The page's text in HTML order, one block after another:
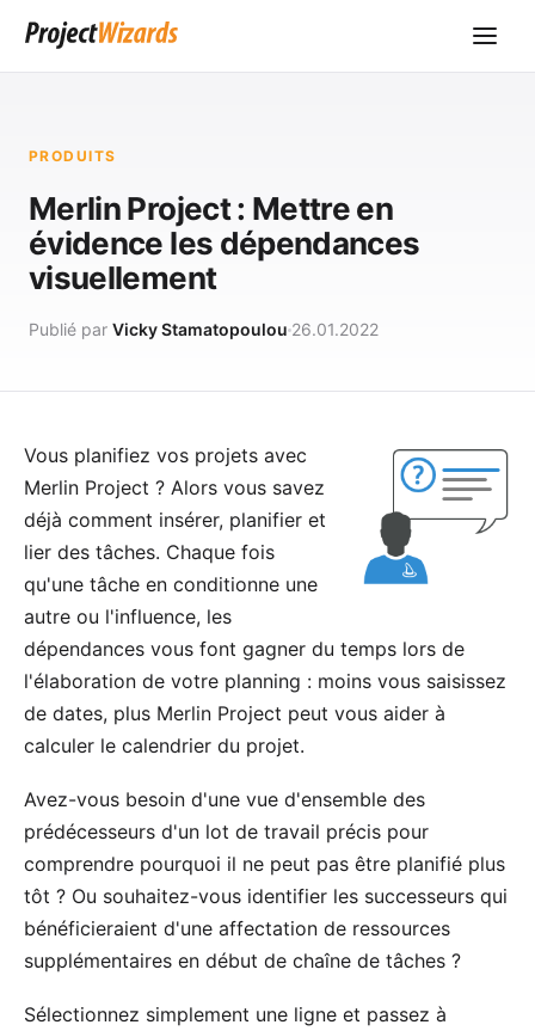
PRODUITS
Merlin Project : Mettre en
évidence les dépendances
visuellement
Publié par Vicky Stamatopoulou 26.01.2022
Vous planifiez vos projets avec
Merlin Project ? Alors vous savez
déjà comment insérer, planifier et
lier des tâches. Chaque fois
qu'une tâche en conditionne une
autre ou l'influence, les
dépendances vous font gagner du temps lors de
l'élaboration de votre planning : moins vous saisissez
de dates, plus Merlin Project peut vous aider à
calculer le calendrier du projet.
Avez-vous besoin d'une vue d'ensemble des
prédécesseurs d'un lot de travail précis pour
comprendre pourquoi il ne peut pas être planifié plus
tôt ? Ou souhaitez-vous identifier les successeurs qui
bénéficieraient d'une affectation de ressources
supplémentaires en début de chaîne de tâches ?
Sélectionnez simplement une ligne et passez à